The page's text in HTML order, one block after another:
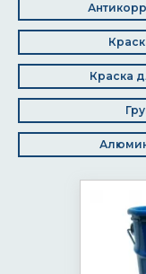
Краска